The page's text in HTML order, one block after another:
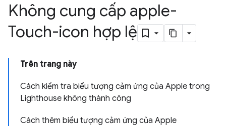
Không cung cấp apple-
Touch-icon hợp lệ
Trên trang này
Cách kiểm tra biểu tượng cảm ứng của Apple trong
Lighthouse không thành công
Cách thêm biểu tượng cảm ứng của Apple